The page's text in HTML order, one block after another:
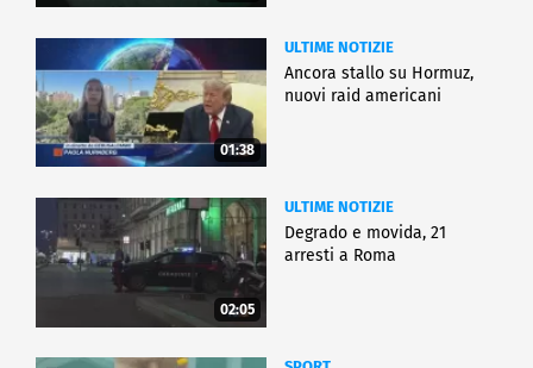
01:38
ULTIME NOTIZIE
Ancora stallo su Hormuz,
nuovi raid americani
02:05
ULTIME NOTIZIE
Degrado e movida, 21
arresti a Roma